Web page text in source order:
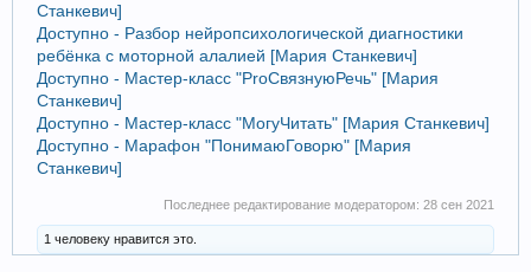
Станкевич]
Доступно - Разбор нейропсихологической диагностики
ребёнка с моторной алалией [Мария Станкевич]
Доступно - Мастер-класс "ProСвязнуюРечь" [Мария
Станкевич]
Доступно - Мастер-класс "МогуЧитать" [Мария Станкевич]
Доступно - Марафон "ПонимаюГоворю" [Мария
Станкевич]
Последнее редактирование модератором: 28 сен 2021
1 человеку нравится это.